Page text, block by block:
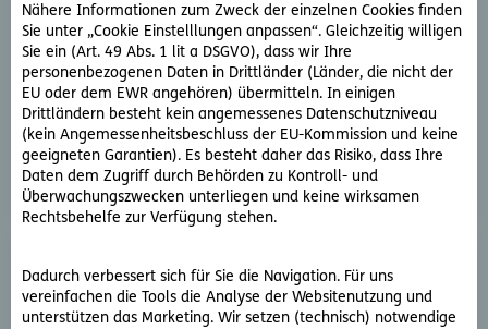
Nähere Informationen zum Zweck der einzelnen Cookies finden
Sie unter „Cookie Einstelllungen anpassen“. Gleichzeitig willigen
Sie ein (Art. 49 Abs. 1 lit a DSGVO), dass wir Ihre
personenbezogenen Daten in Drittländer (Länder, die nicht der
EU oder dem EWR angehören) übermitteln. In einigen
Drittländern besteht kein angemessenes Datenschutzniveau
(kein Angemessenheitsbeschluss der EU-Kommission und keine
geeigneten Garantien). Es besteht daher das Risiko, dass Ihre
Daten dem Zugriff durch Behörden zu Kontroll- und
Überwachungszwecken unterliegen und keine wirksamen
Rechtsbehelfe zur Verfügung stehen.
Dadurch verbessert sich für Sie die Navigation. Für uns
vereinfachen die Tools die Analyse der Websitenutzung und
unterstützen das Marketing. Wir setzen (technisch) notwendige
Rechtsberatung
Sie haben ein rechtliche Frage? Unsere Rechtsexperten
beantworten diese gerne und schnell.
Rechtsfrage stellen